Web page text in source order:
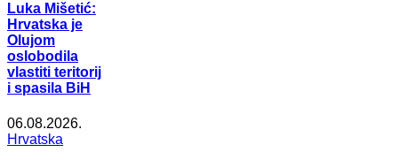
Luka Mišetić:
Hrvatska je
Olujom
oslobodila
vlastiti teritorij
i spasila BiH
06.08.2026.
Hrvatska